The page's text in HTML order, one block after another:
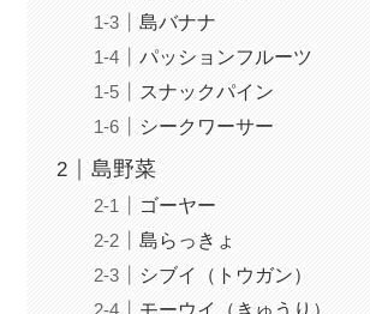
島バナナ
パッションフルーツ
スナックパイン
シークワーサー
島野菜
ゴーヤー
島らっきょ
シブイ（トウガン）
モーウイ（きゅうり）